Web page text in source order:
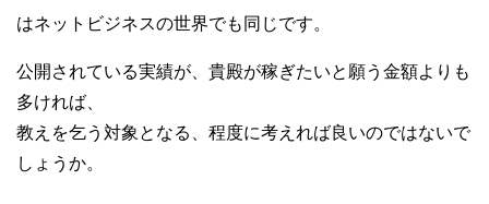
はネットビジネスの世界でも同じです。
公開されている実績が、貴殿が稼ぎたいと願う金額よりも
多ければ、
教えを乞う対象となる、程度に考えれば良いのではないで
しょうか。